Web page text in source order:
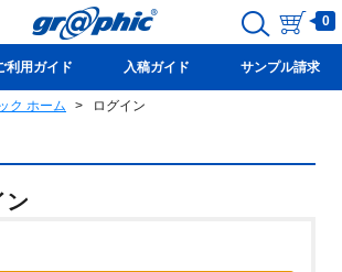
0
利用ガイド 入稿ガイド サンプル請求
ク ホーム ログイン
ン